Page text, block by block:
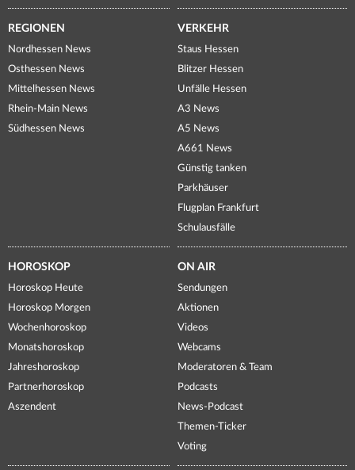
REGIONEN
Nordhessen News
Osthessen News
Mittelhessen News
Rhein-Main News
Südhessen News
VERKEHR
Staus Hessen
Blitzer Hessen
Unfälle Hessen
A3 News
A5 News
A661 News
Günstig tanken
Parkhäuser
Flugplan Frankfurt
Schulausfälle
HOROSKOP
Horoskop Heute
Horoskop Morgen
Wochenhoroskop
Monatshoroskop
Jahreshoroskop
Partnerhoroskop
Aszendent
ON AIR
Sendungen
Aktionen
Videos
Webcams
Moderatoren & Team
Podcasts
News-Podcast
Themen-Ticker
Voting